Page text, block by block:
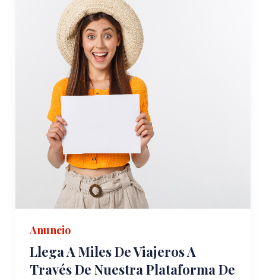
Anuncio
Llega A Miles De Viajeros A
Través De Nuestra Plataforma De